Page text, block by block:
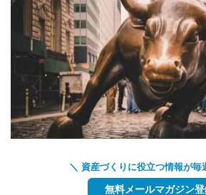
＼ 資産づくりに役立つ情報が毎
無料メールマガジン